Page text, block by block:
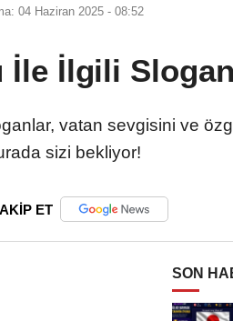
04 Haziran 2025 - 08:52
İle İlgili
vatan sevgisini ve
sizi bekliyor!
ET
SON